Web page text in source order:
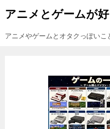
アニメとゲームが
アニメやゲームとオタクっぽいこ